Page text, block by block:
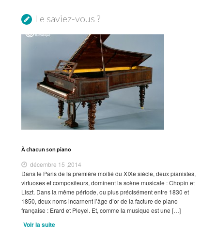
Le saviez-vous ?
À chacun son piano
décembre 15 ,2014
Dans le Paris de la première moitié du XIXe siècle, deux pianistes,
virtuoses et compositeurs, dominent la scène musicale : Chopin et
Liszt. Dans la même période, ou plus précisément entre 1830 et
1850, deux noms incarnent l’âge d’or de la facture de piano
française : Erard et Pleyel. Et, comme la musique est une […]
Voir la suite